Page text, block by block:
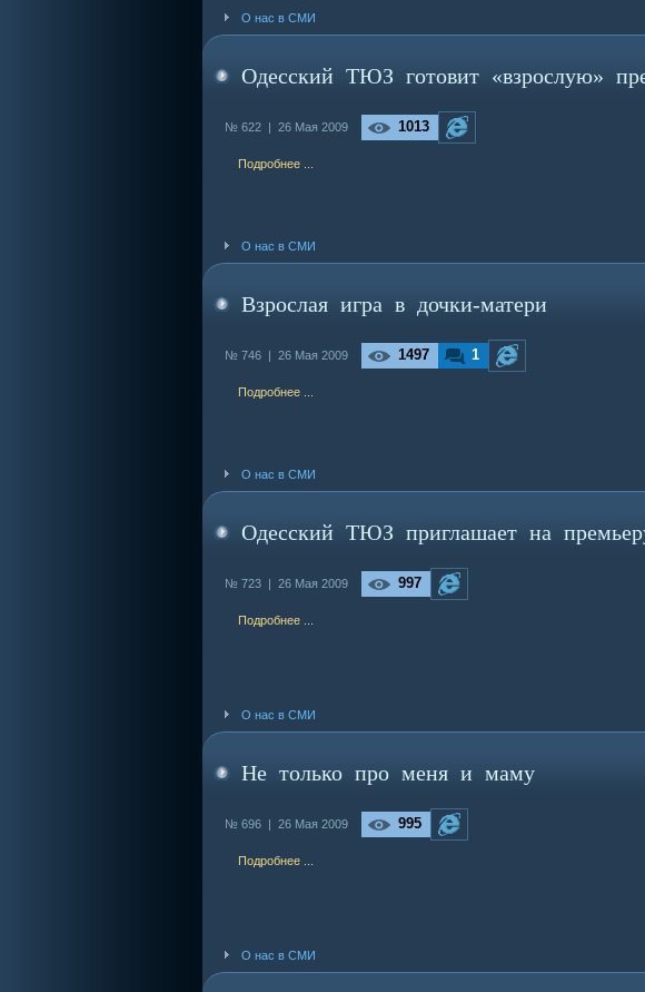
О нас в СМИ
Одесский ТЮЗ готовит «взрослую»
№ 622 | 26 Мая 2009 1013
Подробнее ...
О нас в СМИ
Взрослая игра в дочки-матери
№ 746 | 26 Мая 2009 1497 1
Подробнее ...
О нас в СМИ
Одесский ТЮЗ приглашает на
№ 723 | 26 Мая 2009 997
Подробнее ...
О нас в СМИ
Не только про меня и маму
№ 696 | 26 Мая 2009 995
Подробнее ...
О нас в СМИ